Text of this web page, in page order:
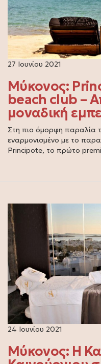
27 Ιουνίου 2021
Μύκονος:
beach club –
μοναδική
Στη πιο όμορφη παραλία
εναρμονισμένο με το
Principote, το πρώτο
24 Ιουνίου 2021
Μύκονος: Η